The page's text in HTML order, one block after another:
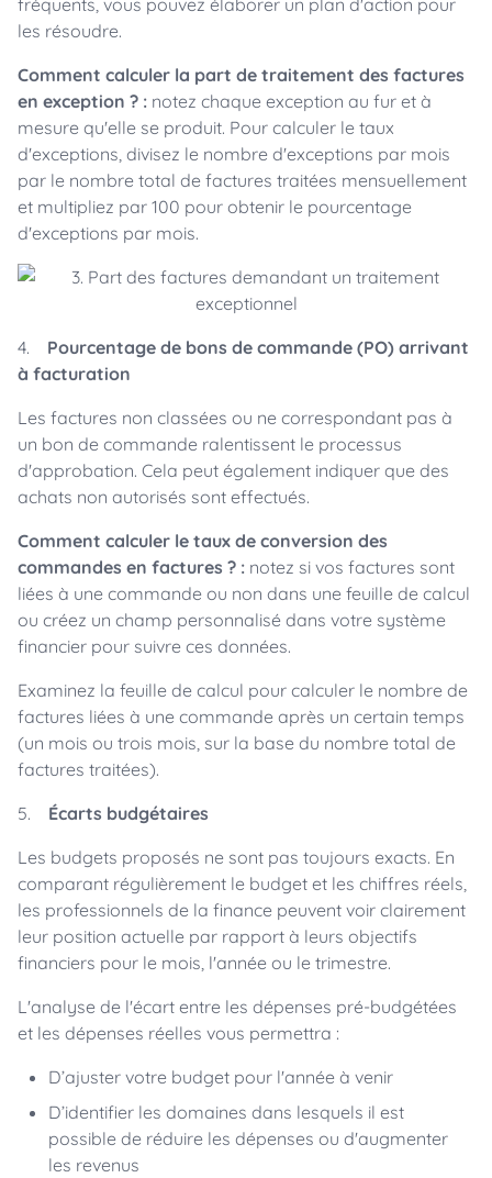
fréquents, vous pouvez élaborer un plan d'action pour
les résoudre.
Comment calculer la part de traitement des factures
en exception ? : notez chaque exception au fur et à
mesure qu'elle se produit. Pour calculer le taux
d'exceptions, divisez le nombre d'exceptions par mois
par le nombre total de factures traitées mensuellement
et multipliez par 100 pour obtenir le pourcentage
d'exceptions par mois.
4. Pourcentage de bons de commande (PO) arrivant
à facturation
Les factures non classées ou ne correspondant pas à
un bon de commande ralentissent le processus
d'approbation. Cela peut également indiquer que des
achats non autorisés sont effectués.
Comment calculer le taux de conversion des
commandes en factures ? : notez si vos factures sont
liées à une commande ou non dans une feuille de calcul
ou créez un champ personnalisé dans votre système
financier pour suivre ces données.
Examinez la feuille de calcul pour calculer le nombre de
factures liées à une commande après un certain temps
(un mois ou trois mois, sur la base du nombre total de
factures traitées).
5.
Écarts budgétaires
Les budgets proposés ne sont pas toujours exacts. En
comparant régulièrement le budget et les chiffres réels,
les professionnels de la finance peuvent voir clairement
leur position actuelle par rapport à leurs objectifs
financiers pour le mois, l'année ou le trimestre.
L'analyse de l'écart entre les dépenses pré-budgétées
et les dépenses réelles vous permettra :
D’ajuster votre budget pour l'année à venir
D’identifier les domaines dans lesquels il est
possible de réduire les dépenses ou d'augmenter
les revenus